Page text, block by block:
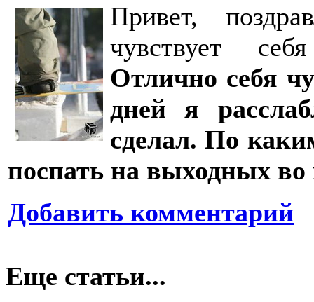
Привет,
чувствует
Отлично себя
дней я
сделал. По
поспать на выходных
Добавить комментарий
Еще статьи...